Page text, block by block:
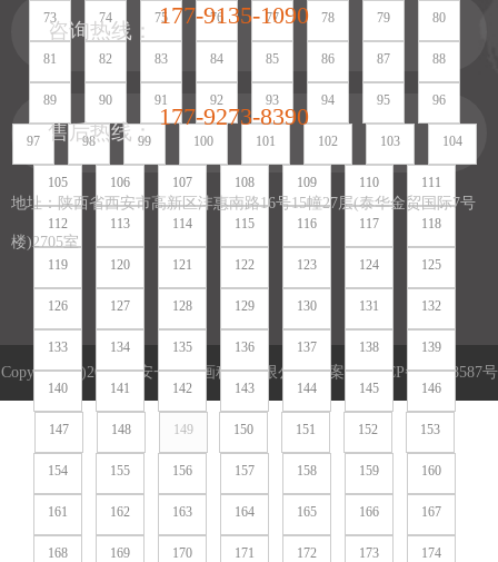
73 74 75 76 77 78 79 80
81 82 83 84 85 86 87 88
89 90 91 92 93 94 95 96
97 98 99 100 101 102 103 104
105 106 107 108 109 110 111
112 113 114 115 116 117 118
119 120 121 122 123 124 125
126 127 128 129 130 131 132
133 134 135 136 137 138 139
140 141 142 143 144 145 146
147 148 149 150 151 152 153
154 155 156 157 158 159 160
161 162 163 164 165 166 167
168 169 170 171 172 173 174
咨询热线：
177-9135-1090
售后热线：
177-9273-8390
地址：陕西省西安市高新区沣惠南路16号15幢27层(泰华金贸国际7号
楼)2705室
Copyright (c)2022 西安一笔一画科技有限公司 备案号:陕ICP备16018587号
陕公网安备 61019002002004号 营业执照 网站地图 网站地图